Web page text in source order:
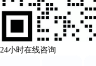
24小时在线咨询